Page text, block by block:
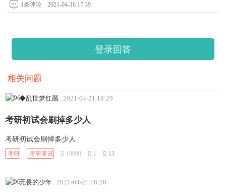
1条评论 2021-04-16 17:39
登录回答
相关问题
◆乱世梦红颜 2021-04-21 18:29
考研初试会刷掉多少人
考研初试会刷掉多少人
考研 考研复试 10090 1 13
无畏的少年 2021-04-21 18:26